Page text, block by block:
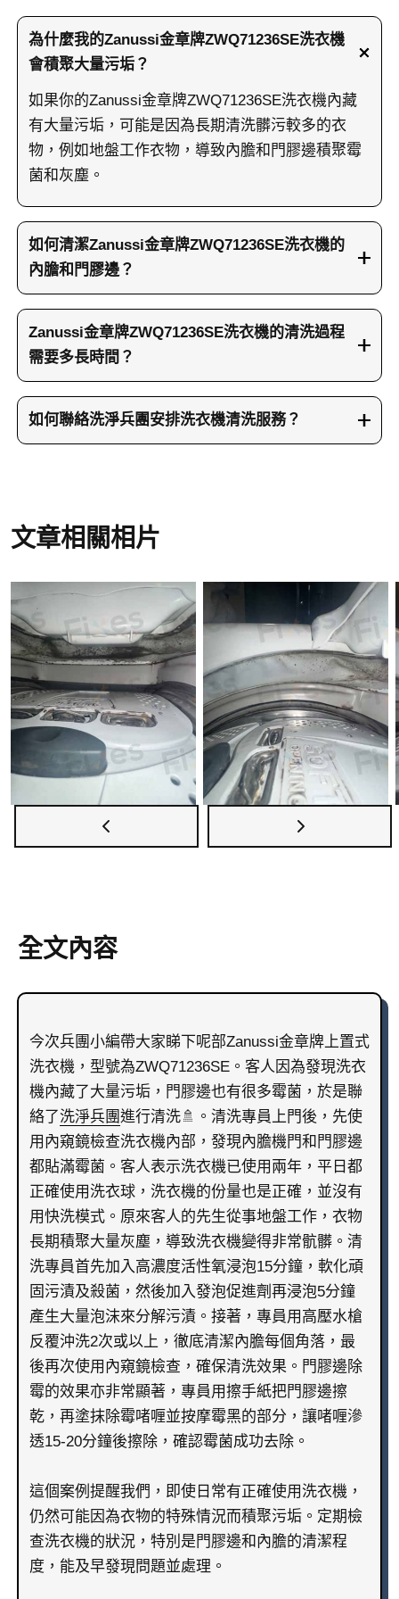
為什麼我的Zanussi金章牌ZWQ71236SE洗衣機
會積聚大量污垢？
如果你的Zanussi金章牌ZWQ71236SE洗衣機內藏
有大量污垢，可能是因為長期清洗髒污較多的衣
物，例如地盤工作衣物，導致內膽和門膠邊積聚霉
菌和灰塵。
如何清潔Zanussi金章牌ZWQ71236SE洗衣機的
內膽和門膠邊？
清潔Zanussi金章牌ZWQ71236SE洗衣機內膽和門
膠邊，可以先使用高濃度活性氧浸泡15分鐘，再加
入發泡促進劑浸泡5分鐘。然後用高壓水槍反覆沖洗
內膽，最後用除霉啫喱塗抹門膠邊按摩霉黑部分，
Zanussi金章牌ZWQ71236SE洗衣機的清洗過程
需要多長時間？
清洗Zanussi金章牌ZWQ71236SE洗衣機的過程大
約需要30-45分鐘，視乎污垢的嚴重程度。使用高濃
度活性氧浸泡、發泡促進劑、水槍沖洗和除霉啫喱
如何聯絡洗淨兵團安排洗衣機清洗服務？
節。我們的服務覆蓋全香港。
文章相關相片
全文內容
今次兵團小編帶大家睇下呢部Zanussi金章牌上置式
洗衣機，型號為ZWQ71236SE。客人因為發現洗衣
機內藏了大量污垢，門膠邊也有很多霉菌，於是聯
絡了 洗淨兵團進行清洗🚿。清洗專員上門後，先使
用內窺鏡檢查洗衣機內部，發現內膽機門和門膠邊
都貼滿霉菌。客人表示洗衣機已使用兩年，平日都
正確使用洗衣球，洗衣機的份量也是正確，並沒有
用快洗模式。原來客人的先生從事地盤工作，衣物
長期積聚大量灰塵，導致洗衣機變得非常骯髒。清
洗專員首先加入高濃度活性氧浸泡15分鐘，軟化頑
固污漬及殺菌，然後加入發泡促進劑再浸泡5分鐘
產生大量泡沫來分解污漬。接著，專員用高壓水槍
反覆沖洗2次或以上，徹底清潔內膽每個角落，最
後再次使用內窺鏡檢查，確保清洗效果。門膠邊除
霉的效果亦非常顯著，專員用擦手紙把門膠邊擦
乾，再塗抹除霉啫喱並按摩霉黑的部分，讓啫喱滲
透15-20分鐘後擦除，確認霉菌成功去除。
這個案例提醒我們，即使日常有正確使用洗衣機，
仍然可能因為衣物的特殊情況而積聚污垢。定期檢
查洗衣機的狀況，特別是門膠邊和內膽的清潔程
度，能及早發現問題並處理。